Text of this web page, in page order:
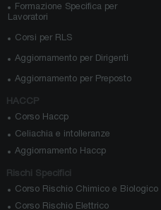
Formazione Specifica per
Lavoratori
Corsi per RLS
Aggiornamento per Dirigenti
Aggiornamento per Preposto
HACCP
Corso Haccp
Celiachia e intolleranze
Aggiornamento Haccp
Rischi Specifici
Corso Rischio Chimico e Biologico
Corso Rischio Elettrico